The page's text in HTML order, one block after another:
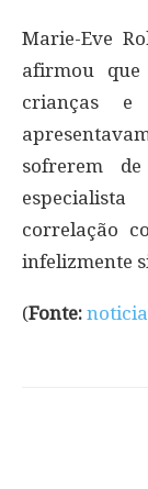
Marie-Eve
afirmou
crianças
sofrerem
correlação
infelizmente
(Fonte: